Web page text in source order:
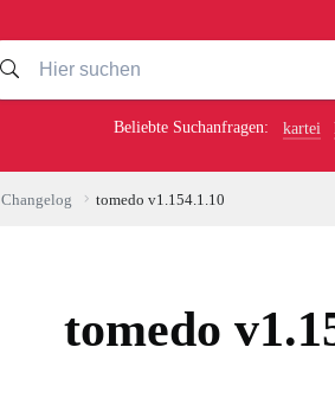
Beliebte Suchanfragen: kartei
Changelog tomedo v1.154.1.10
tomedo